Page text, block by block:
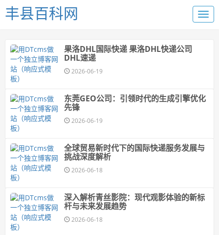
丰县百科网
果洛DHL国际快递 果洛DHL快递公司
DHL速递
2026-06-19
东莞GEO公司：引领时代的生成引擎优化
先锋
2026-06-19
全球贸易新时代下的国际快递服务发展与
挑战深度解析
2026-06-18
深入解析青丝影院：现代观影体验的新标
杆与未来发展趋势
2026-06-18